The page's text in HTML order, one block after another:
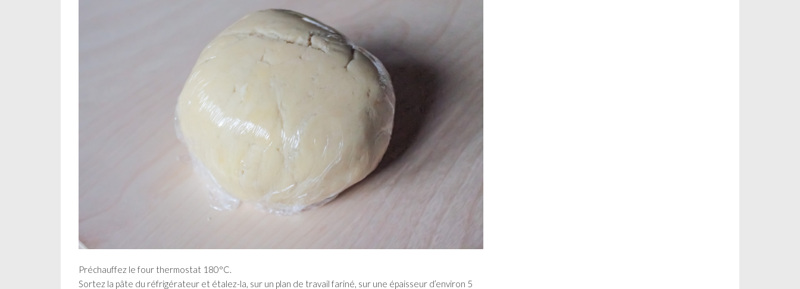
Préchauffez le four thermostat 180°C.
Sortez la pâte du réfrigérateur et étalez-la, sur un plan de travail fariné, sur une épaisseur d’environ 5